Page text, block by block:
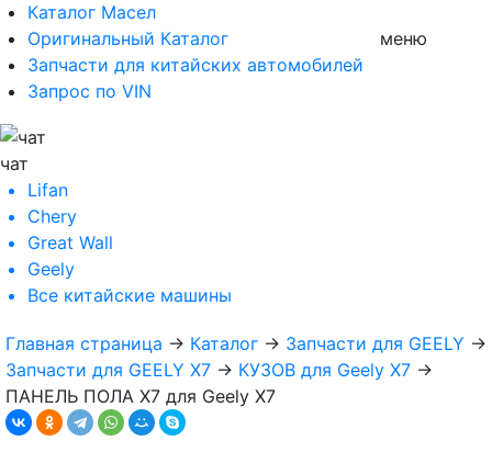
Каталог Масел
Оригинальный Каталог
Запчасти для китайских автомобилей
Запрос по VIN
меню
чат
Lifan
Chery
Great Wall
Geely
Все китайские машины
Главная страница → Каталог → Запчасти для GEELY →
Запчасти для GEELY X7 → КУЗОВ для Geely X7 →
ПАНЕЛЬ ПОЛА X7 для Geely X7